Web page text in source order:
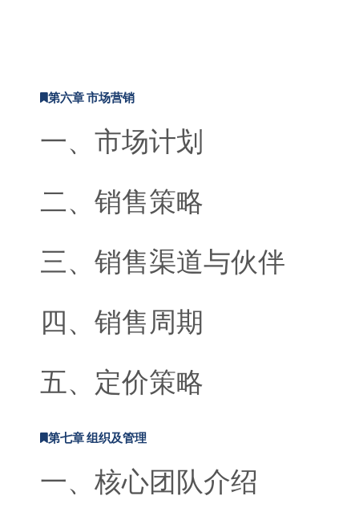
第六章 市场营销
一、市场计划
二、销售策略
三、销售渠道与伙伴
四、销售周期
五、定价策略
第七章 组织及管理
一、核心团队介绍